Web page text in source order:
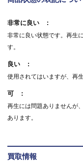
非常に良い
非常に良い状態です。再生
す。
良い
使用されてはいますが、再
可
再生には問題ありませんが
あります。
買取情報